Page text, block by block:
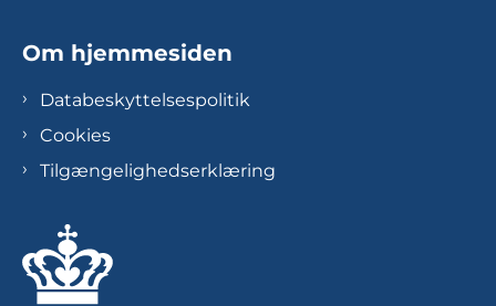
Om hjemmesiden
Databeskyttelsespolitik
Cookies
Tilgængelighedserklæring